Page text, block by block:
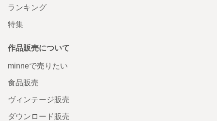
ランキング
特集
作品販売について
minneで売りたい
食品販売
ヴィンテージ販売
ダウンロード販売